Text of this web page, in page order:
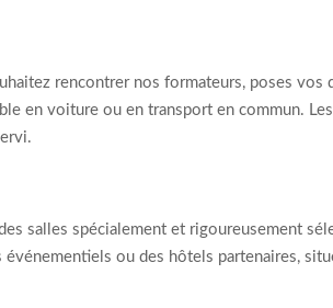
rencontrer nos formateurs, poses
en voiture ou en transport en commun.
salles spécialement et rigoureusement
ou des hôtels partenaires,